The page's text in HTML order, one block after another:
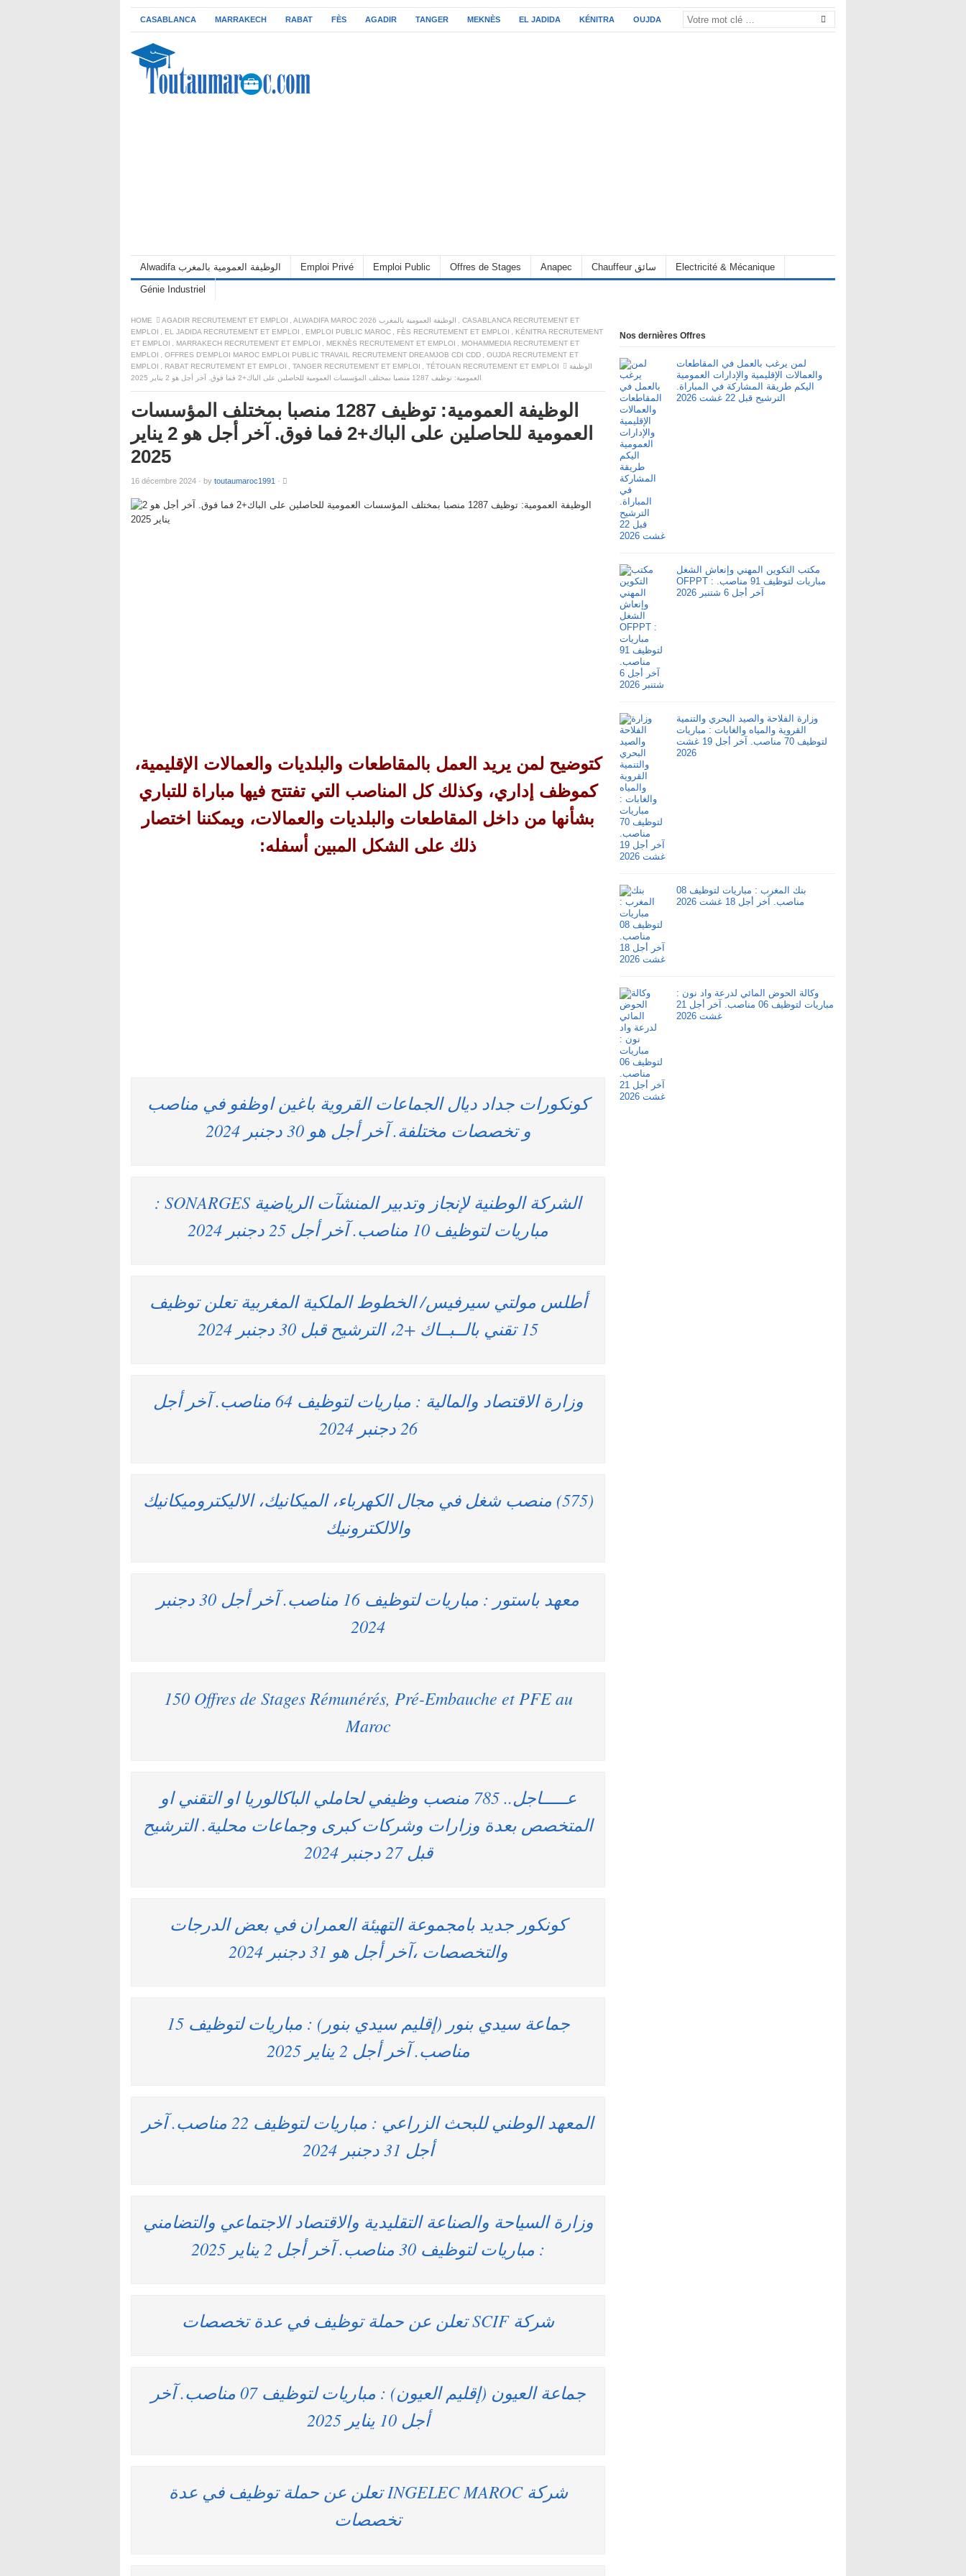
CASABLANCA MARRAKECH RABAT FÈS AGADIR TANGER MEKNÈS EL JADIDA KÉNITRA OUJDA
Alwadifa الوظيفة العمومية بالمغرب Emploi Privé Emploi Public Offres de Stages Anapec Chauffeur سائق Electricité & Mécanique
Génie Industriel
HOME AGADIR RECRUTEMENT ET EMPLOI ALWADIFA MAROC 2026 الوظيفة العمومية بالمغرب
CASABLANCA RECRUTEMENT ET
EMPLOI
EL JADIDA RECRUTEMENT ET EMPLOI EMPLOI PUBLIC MAROC FÈS RECRUTEMENT ET EMPLOI
KÉNITRA RECRUTEMENT
ET EMPLOI
MARRAKECH RECRUTEMENT ET EMPLOI MEKNÈS RECRUTEMENT ET EMPLOI
MOHAMMEDIA RECRUTEMENT ET
EMPLOI
OFFRES D'EMPLOI MAROC EMPLOI PUBLIC TRAVAIL RECRUTEMENT DREAMJOB CDI CDD
OUJDA RECRUTEMENT ET
EMPLOI
RABAT RECRUTEMENT ET EMPLOI TANGER RECRUTEMENT ET EMPLOI TÉTOUAN RECRUTEMENT ET EMPLOI
الوظيفة
العمومية: توظيف 1287 منصبا بمختلف المؤسسات العمومية للحاصلين على الباك+2 فما فوق. آخر أجل هو 2 يناير 2025
الوظيفة العمومية: توظيف 1287 منصبا بمختلف المؤسسات
العمومية للحاصلين على الباك+2 فما فوق. آخر أجل هو 2 يناير
2025
16 décembre 2024 · by toutaumaroc1991 ·
كتوضيح لمن يريد العمل بالمقاطعات والبلديات والعمالات الإقليمية،
كموظف إداري، وكذلك كل المناصب التي تفتتح فيها مباراة للتباري
بشأنها من داخل المقاطعات والبلديات والعمالات، ويمكننا اختصار
ذلك على الشكل المبين أسفله:
كونكورات جداد ديال الجماعات القروية باغين اوظفو في مناصب
و تخصصات مختلفة. آخر أجل هو 30 دجنبر 2024
الشركة الوطنية لإنجاز وتدبير المنشآت الرياضية SONARGES :
مباريات لتوظيف 10 مناصب. آخر أجل 25 دجنبر 2024
أطلس مولتي سيرفيس/ الخطوط الملكية المغربية تعلن توظيف
15 تقني بالــبــاك +2، الترشيح قبل 30 دجنبر 2024
وزارة الاقتصاد والمالية : مباريات لتوظيف 64 مناصب. آخر أجل
26 دجنبر 2024
(575) منصب شغل في مجال الكهرباء، الميكانيك، الاليكتروميكانيك
والالكترونيك
معهد باستور : مباريات لتوظيف 16 مناصب. آخر أجل 30 دجنبر
2024
150 Offres de Stages Rémunérés, Pré-Embauche et PFE au
Maroc
عـــــاجل.. 785 منصب وظيفي لحاملي الباكالوريا او التقني او
المتخصص بعدة وزارات وشركات كبرى وجماعات محلية. الترشيح
قبل 27 دجنبر 2024
كونكور جديد بامجموعة التهيئة العمران في بعض الدرجات
والتخصصات ،آخر أجل هو 31 دجنبر 2024
جماعة سيدي بنور (إقليم سيدي بنور) : مباريات لتوظيف 15
مناصب. آخر أجل 2 يناير 2025
المعهد الوطني للبحث الزراعي : مباريات لتوظيف 22 مناصب. آخر
أجل 31 دجنبر 2024
وزارة السياحة والصناعة التقليدية والاقتصاد الاجتماعي والتضامني
: مباريات لتوظيف 30 مناصب. آخر أجل 2 يناير 2025
شركة SCIF تعلن عن حملة توظيف في عدة تخصصات
جماعة العيون (إقليم العيون) : مباريات لتوظيف 07 مناصب. آخر
أجل 10 يناير 2025
شركة INGELEC MAROC تعلن عن حملة توظيف في عدة
تخصصات
Nos dernières Offres
لمن يرغب بالعمل في المقاطعات
والعمالات الإقليمية والإدارات العمومية
اليكم طريقة المشاركة في المباراة.
الترشيح قبل 22 غشت 2026
مكتب التكوين المهني وإنعاش الشغل
OFPPT : مباريات لتوظيف 91 مناصب.
آخر أجل 6 شتنبر 2026
وزارة الفلاحة والصيد البحري والتنمية
القروية والمياه والغابات : مباريات
لتوظيف 70 مناصب. آخر أجل 19 غشت
2026
بنك المغرب : مباريات لتوظيف 08
مناصب. آخر أجل 18 غشت 2026
وكالة الحوض المائي لدرعة واد نون :
مباريات لتوظيف 06 مناصب. آخر أجل 21
غشت 2026